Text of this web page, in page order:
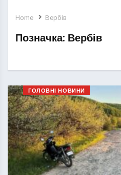
Home Вербів
Позначка: Вербів
ГОЛОВНІ НОВИНИ